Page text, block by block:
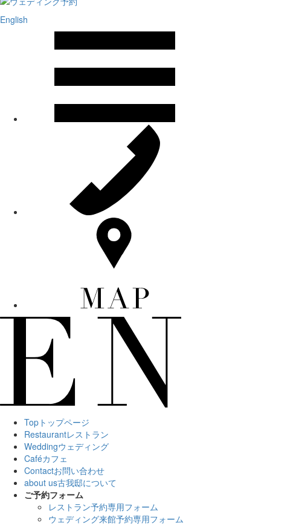
English
Top トップページ
Restaurantレストラン
Weddingウェディング
Caféカフェ
Contactお問い合わせ
about us古我邸について
ご予約フォーム
レストラン予約専用フォーム
ウェディング来館予約専用フォーム